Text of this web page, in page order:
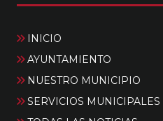
INICIO
AYUNTAMIENTO
NUESTRO MUNICIPIO
SERVICIOS MUNICIPALES